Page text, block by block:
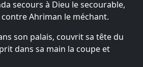
secours à Dieu le secourable,
Ahriman le méchant.
son palais, couvrit sa tête du
dans sa main la coupe et